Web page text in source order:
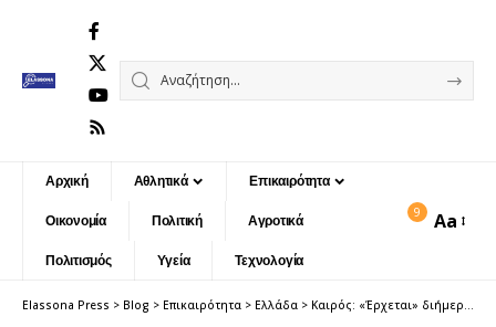
Αρχική Αθλητικά Επικαιρότητα
Οικονομία Πολιτική Αγροτικά
Πολιτισμός Υγεία Τεχνολογία
9
Font
Aa
Elassona Press > Blog > Επικαιρότητα > Ελλάδα > Καιρός: «Έρχεται» διήμερο «κύμα» ζέστης με 34άρια – Η Πέμπτη η πιο θερμή μέρα